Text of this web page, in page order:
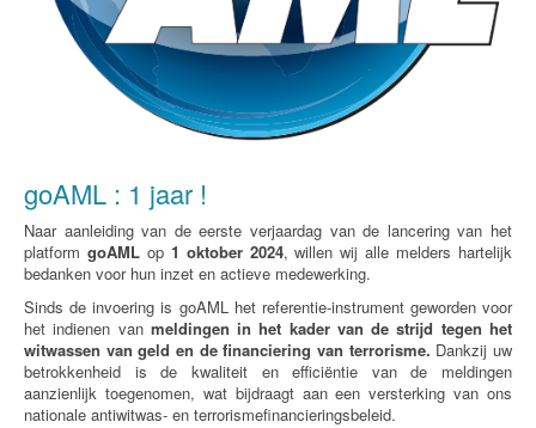
goAML : 1 jaar !
Naar aanleiding van de eerste verjaardag van de lancering van het
platform goAMLop 1 oktober 2024, willen wij alle melders hartelijk
bedanken voor hun inzet en actieve medewerking.
Sinds de invoering is goAML het referentie-instrument geworden voor
het indienen van meldingenin het kader van de strijd tegen het
witwassen van geld en de financiering van terrorisme. Dankzij uw
betrokkenheid is de kwaliteit en efficiëntie van de meldingen
aanzienlijk toegenomen, wat bijdraagt aan een versterking van ons
nationale antiwitwas- en terrorismefinancieringsbeleid.